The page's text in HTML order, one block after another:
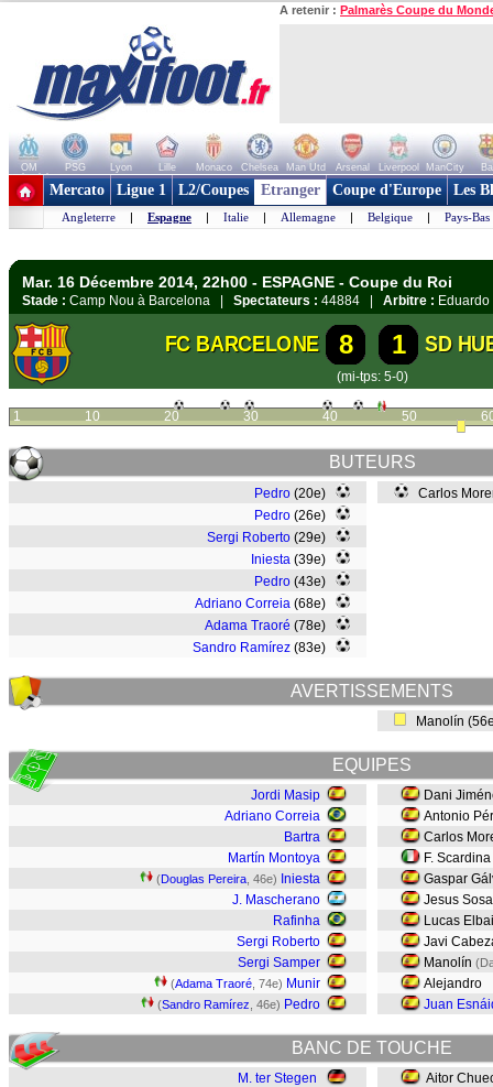
A retenir : Palmarès Coupe du
OM PSG Lyon Lille Monaco Chelsea Man Utd Arsenal Liverpool ManCity
+ de clubs
Mercato Ligue 1 L2/Coupes Etranger Coupe d'Europe Les
Angleterre | Espagne | Italie | Allemagne | Belgique | Pays-Bas
Mar. 16 Décembre 2014, 22h00 - ESPAGNE - Coupe du Roi
Stade : Camp Nou à Barcelona | Spectateurs : 44884 | Arbitre :
FC BARCELONE 8 1 SD
(mi-tps: 5-0)
1 10 20 30 40 50
BUTEURS
Pedro (20e)
Pedro (26e)
Sergi Roberto (29e)
Iniesta (39e)
Pedro (43e)
Adriano Correia (68e)
Adama Traoré (78e)
Sandro Ramírez (83e)
Carlos
AVERTISSEMENTS
Manolín
EQUIPES
Jordi Masip
Adriano Correia
Bartra
Martín Montoya
(Douglas Pereira , 46e) Iniesta
J. Mascherano
Rafinha
Sergi Roberto
Sergi Samper
(Adama Traoré , 74e) Munir
(Sandro Ramírez , 46e) Pedro
Dani
Antonio
Carlos
F. Scardina
Gaspar
Jesus
Lucas
Javi
Manolín
Alejandro
Juan
BANC DE TOUCHE
M. ter Stegen
Aitor